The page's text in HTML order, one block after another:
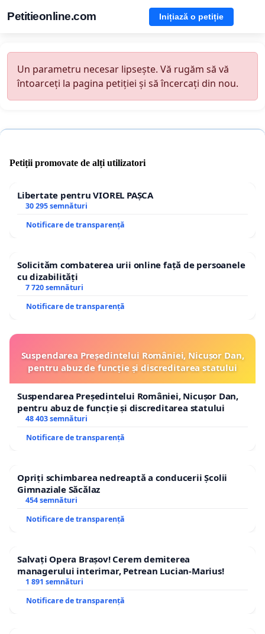
Petitieonline.com Inițiază o petiție
Un parametru necesar lipsește. Vă rugăm să vă
întoarceți la pagina petiției și să încercați din nou.
Petiții promovate de alți utilizatori
Libertate pentru VIOREL PAȘCA
30 295 semnături
Notificare de transparență
Solicităm combaterea urii online față de persoanele
cu dizabilități
7 720 semnături
Notificare de transparență
Suspendarea Președintelui României, Nicușor Dan,
pentru abuz de funcție și discreditarea statului
Suspendarea Președintelui României, Nicușor Dan,
pentru abuz de funcție și discreditarea statului
48 403 semnături
Notificare de transparență
Opriți schimbarea nedreaptă a conducerii Școlii
Gimnaziale Săcălaz
454 semnături
Notificare de transparență
Salvați Opera Brașov! Cerem demiterea
managerului interimar, Petrean Lucian-Marius!
1 891 semnături
Notificare de transparență